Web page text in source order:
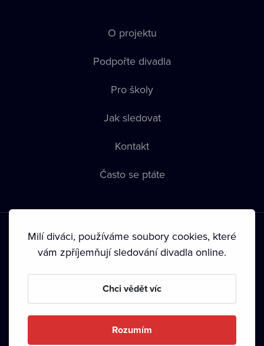
O projektu
Podpořte divadla
Pro školy
Jak sledovat
Kontakt
Často se ptáte
Podmínky používání • Ochrana soukromí • Zásady používání
• Autorská práva•
Milí diváci, používáme soubory cookies, které
vám zpříjemňují sledování divadla online.
Chci vědět víc
Rozumím